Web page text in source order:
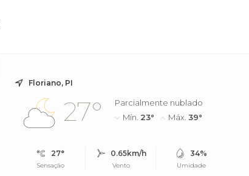
Floriano, PI
27°
Parcialmente nublado
Mín. 23° Máx.39°
27°
Sensação
0.65km/h
Vento
34%
Umidade